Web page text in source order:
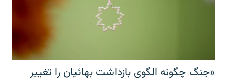
«جنگ چگونه الگوی بازداشت بهائیان را تغییر